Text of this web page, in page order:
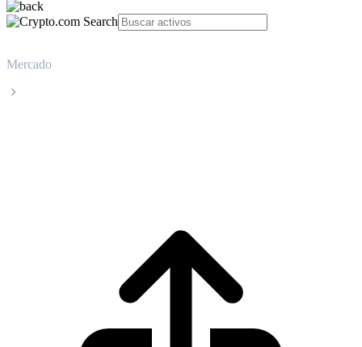
Mercado